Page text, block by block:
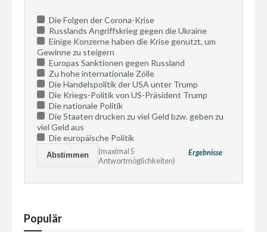
Die Folgen der Corona-Krise
Russlands Angriffskrieg gegen die Ukraine
Einige Konzerne haben die Krise genutzt, um
Gewinne zu steigern
Europas Sanktionen gegen Russland
Zu hohe internationale Zölle
Die Handelspolitik der USA unter Trump
Die Kriegs-Politik von US-Präsident Trump
Die nationale Politik
Die Staaten drucken zu viel Geld bzw. geben zu
viel Geld aus
Die europäische Politik
Ergebnisse
(maximal 5
Antwortmöglichkeiten)
Populär